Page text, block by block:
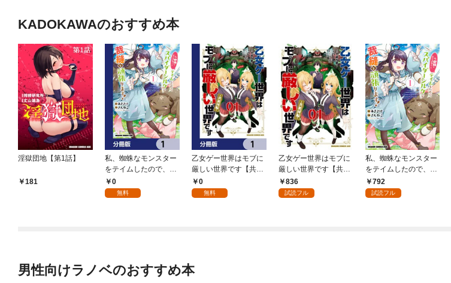
KADOKAWAのおすすめ本
淫獄団地【第1話】
181
私、蜘蛛なモンスター
をテイムしたので、ス
パイダーシルクで裁縫
を頑張ります！【分冊
0
無料
乙女ゲー世界はモブに
厳しい世界です【共和
国編】【分冊版】 1
0
無料
乙女ゲー世界はモブに
厳しい世界です【共和
国編】 ０１
836
試読フル
私、蜘蛛なモンスター
をテイムしたので、ス
パイダーシルクで裁縫
を頑張ります！ 1
792
試読フル
男性向けラノベのおすすめ本